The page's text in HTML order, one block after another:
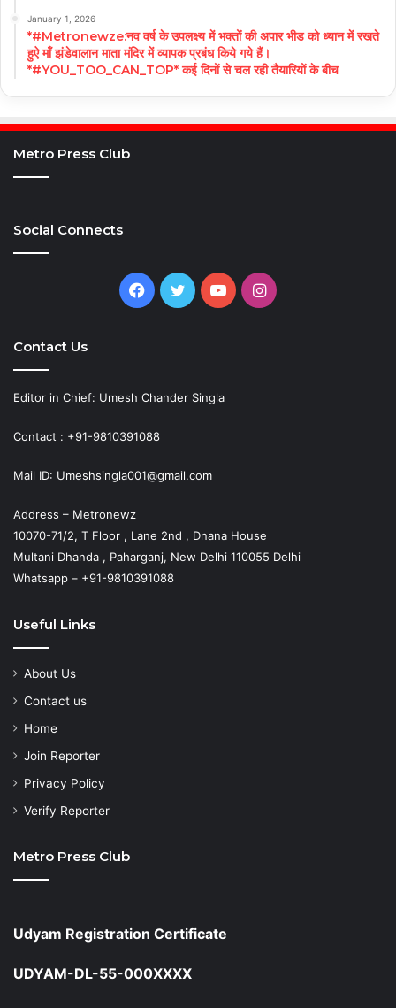
January 1, 2026
*#Metronewze:नव वर्ष के उपलक्ष्य में भक्तों की अपार भीड को ध्यान में रखते
हुऐ माँ झंडेवालान माता मंदिर में व्यापक प्रबंध किये गये हैं।
*#YOU_TOO_CAN_TOP* कई दिनों से चल रही तैयारियों के बीच
Metro Press Club
Social Connects
Facebook
TwitterYouTubeInstagram
Contact Us
Editor in Chief: Umesh Chander Singla
Contact : +91-9810391088
Mail ID: Umeshsingla001@gmail.com
Address – Metronewz
10070-71/2, T Floor , Lane 2nd , Dnana House
Multani Dhanda , Paharganj, New Delhi 110055 Delhi
Whatsapp – +91-9810391088
Useful Links
About Us
Contact us
Home
Join Reporter
Privacy Policy
Verify Reporter
Metro Press Club
Udyam Registration Certificate
UDYAM-DL-55-000XXXX